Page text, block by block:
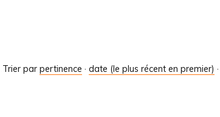
Trier par pertinence · date (le plus récent en premier) ·